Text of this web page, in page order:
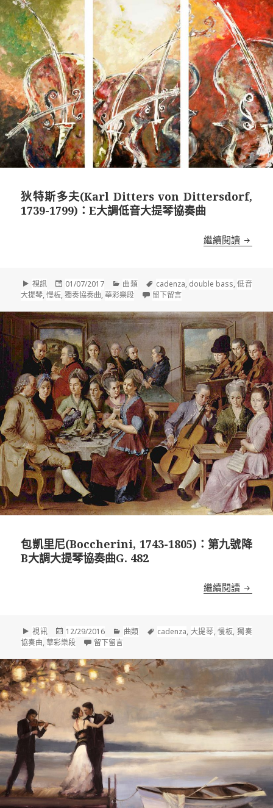
狄特斯多夫(Karl Ditters von Dittersdorf,
1739-1799)：E大調低音大提琴協奏曲
繼續閱讀 狄特
格
式
視訊
發
佈
01/07/2017
分
類
曲類
標
籤
cadenza, double bass,低音
大提琴,慢板,獨奏協奏曲,華彩樂段 留下留言在 狄特斯多夫(Karl Ditters
包凱里尼(Boccherini, 1743-1805)：第九號降
B大調大提琴協奏曲G. 482
繼續閱讀 包凱
格
式
視訊
發
佈
12/29/2016
分
類
曲類
標
cadenza, 大提琴,慢板, 獨奏
協奏曲,華彩樂段 留下留言在 包凱里尼(Boccherini, 1743-1805)：第九